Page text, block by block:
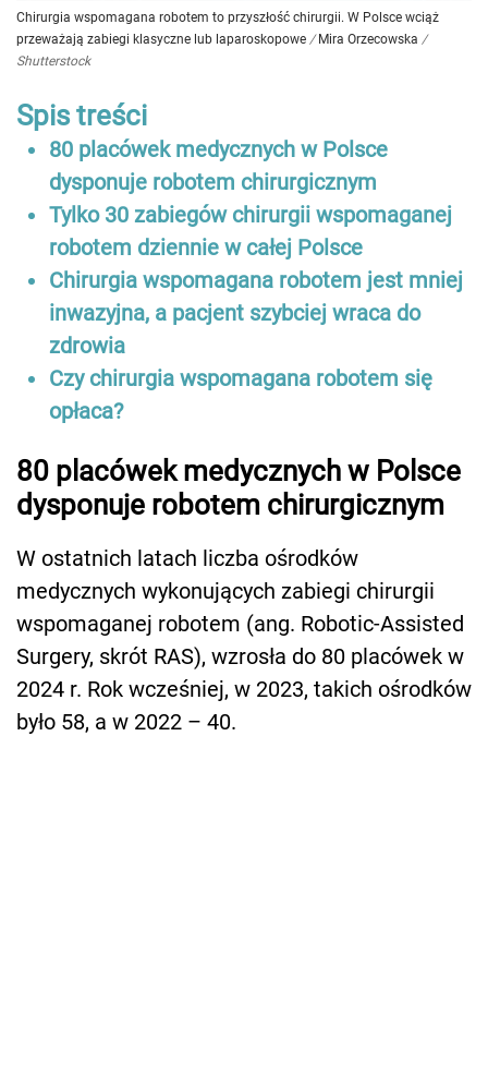
Chirurgia wspomagana robotem to przyszłość chirurgii. W Polsce wciąż
przeważają zabiegi klasyczne lub laparoskopowe / Mira Orzecowska /
Shutterstock
Spis treści
80 placówek medycznych w Polsce
dysponuje robotem chirurgicznym
Tylko 30 zabiegów chirurgii wspomaganej
robotem dziennie w całej Polsce
Chirurgia wspomagana robotem jest mniej
inwazyjna, a pacjent szybciej wraca do
zdrowia
Czy chirurgia wspomagana robotem się
opłaca?
80 placówek medycznych w Polsce
dysponuje robotem chirurgicznym
W ostatnich latach liczba ośrodków
medycznych wykonujących zabiegi chirurgii
wspomaganej robotem (ang. Robotic-Assisted
Surgery, skrót RAS), wzrosła do 80 placówek w
2024 r. Rok wcześniej, w 2023, takich ośrodków
było 58, a w 2022 – 40.